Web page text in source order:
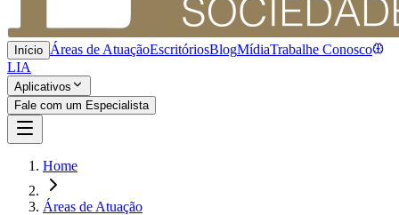
Início Áreas de AtuaçãoEscritóriosBlogMídiaTrabalhe Conosco
LIA
Aplicativos
Fale com um Especialista
Home
Áreas de Atuação